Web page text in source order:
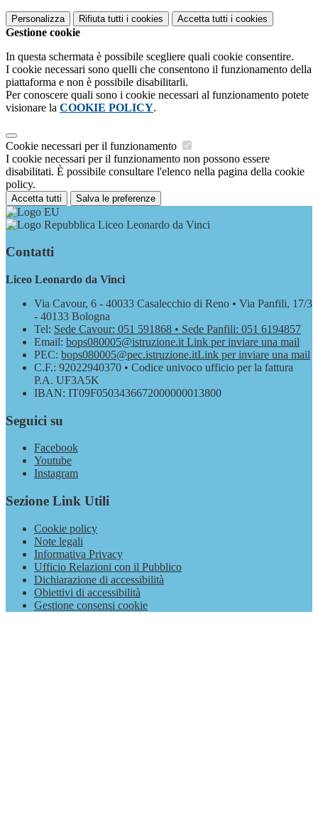
Personalizza Rifiuta tutti i cookies Accetta tutti i cookies
Gestione cookie
In questa schermata è possibile scegliere quali cookie consentire.
I cookie necessari sono quelli che consentono il funzionamento della
piattaforma e non è possibile disabilitarli.
Per conoscere quali sono i cookie necessari al funzionamento potete
visionare la COOKIE POLICY.
Cookie necessari per il funzionamento
I cookie necessari per il funzionamento non possono essere
disabilitati. È possibile consultare l'elenco nella pagina della cookie
policy.
Accetta tutti Salva le preferenze
Liceo Leonardo da Vinci
Contatti
Liceo Leonardo da Vinci
Via Cavour, 6 - 40033 Casalecchio di Reno • Via Panfili, 17/3
- 40133 Bologna
Tel: Sede Cavour: 051 591868 • Sede Panfili: 051 6194857
Email: bops080005@istruzione.it Link per inviare una mail
PEC: bops080005@pec.istruzione.itLink per inviare una mail
C.F.: 92022940370 • Codice univoco ufficio per la fattura
P.A. UF3A5K
IBAN: IT09F0503436672000000013800
Seguici su
Facebook
Youtube
Instagram
Sezione Link Utili
Cookie policy
Note legali
Informativa Privacy
Ufficio Relazioni con il Pubblico
Dichiarazione di accessibilità
Obiettivi di accessibilità
Gestione consensi cookie